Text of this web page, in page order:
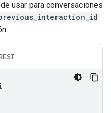
usar para conversaciones